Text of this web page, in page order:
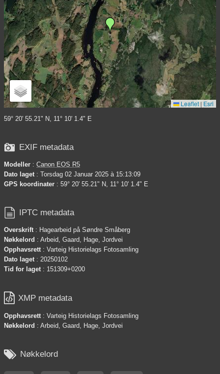
Leaflet | Esri
59° 20' 55.21" N, 11° 10' 1.4" E
 EXIF metadata
Modeller : Canon EOS R5
Dato laget : Torsdag 02 Januar 2025 à 15:13:09
GPS koordinater : 59° 20' 55.21" N, 11° 10' 1.4" E
 IPTC metadata
Overskrift : Hagearbeid på Søndre Småberg
Nøkkelord : Arbeid, Gaard, Hage, Jordvei
Opphavsrett : Varteig Historielags Fotosamling
Dato laget : 20250102
Tid for laget : 151309+0200
 XMP metadata
Opphavsrett : Varteig Historielags Fotosamling
Nøkkelord : Arbeid, Gaard, Hage, Jordvei
 Nøkkelord